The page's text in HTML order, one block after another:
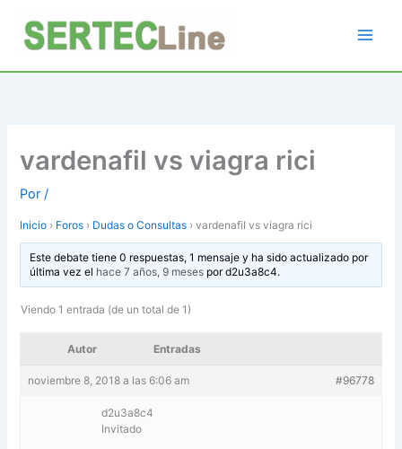
contenido
vardenafil vs viagra rici
Por/
Inicio › Foros › Dudas o Consultas › vardenafil vs viagra rici
Este debate tiene 0 respuestas, 1 mensaje y ha sido actualizado por
última vez el hace 7 años, 9 mesespord2u3a8c4.
Viendo 1 entrada (de un total de 1)
Autor Entradas
noviembre 8, 2018 a las 6:06 am #96778
d2u3a8c4
Invitado